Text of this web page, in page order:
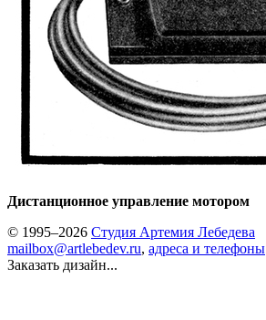
Дистанционное управление мотором
© 1995–2026 Студия Артемия Лебедева
mailbox@artlebedev.ru, адреса и телефоны
Заказать дизайн...